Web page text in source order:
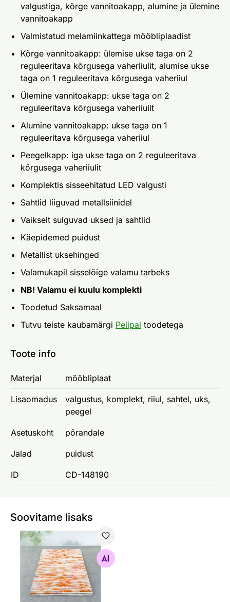
valgustiga, kõrge vannitoakapp, alumine ja ülemine
vannitoakapp
Valmistatud melamiinkattega mööbliplaadist
Kõrge vannitoakapp: ülemise ukse taga on 2
reguleeritava kõrgusega vaheriiulit, alumise ukse
taga on 1 reguleeritava kõrgusega vaheriiul
Ülemine vannitoakapp: ukse taga on 2
reguleeritava kõrgusega vaheriiulit
Alumine vannitoakapp: ukse taga on 1
reguleeritava kõrgusega vaheriiul
Peegelkapp: iga ukse taga on 2 reguleeritava
kõrgusega vaheriiulit
Komplektis sisseehitatud LED valgusti
Sahtlid liiguvad metallsiinidel
Vaikselt sulguvad uksed ja sahtlid
Käepidemed puidust
Metallist uksehinged
Valamukapil sisselõige valamu tarbeks
NB! Valamu ei kuulu komplekti
Toodetud Saksamaal
Tutvu teiste kaubamärgi Pelipal toodetega
Toote info
Materjal mööbliplaat
Lisaomadus
valgustus, komplekt, riiul, sahtel, uks,
peegel
Asetuskoht põrandale
Jalad puidust
ID CD-148190
Soovitame lisaks
Vannitoavaip Kito 55x65x1,75 cm
Otsi sarnaseid